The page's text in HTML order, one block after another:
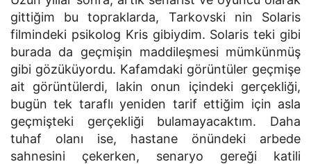
gittiğim bu topraklarda, Tarkovski nin Solaris
filmindeki psikolog Kris gibiydim. Solaris teki gibi
burada da geçmişin maddileşmesi mümkünmüş
gibi gözüküyordu. Kafamdaki görüntüler geçmişe
ait görüntülerdi, lakin onun içindeki gerçekliği,
bugün tek taraflı yeniden tarif ettiğim için asla
geçmişteki gerçekliği bulamayacaktım. Daha
tuhaf olanı ise, hastane önündeki arbede
sahnesini çekerken, senaryo gereği katili